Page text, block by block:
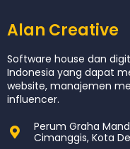
Alan Creative
Software house dan
Indonesia yang dapat
website, manajemen
influencer.
Perum Graha
Cimanggis, Kota